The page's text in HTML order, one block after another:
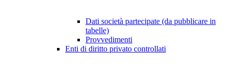
Dati società partecipate (da pubblicare in
tabelle)
Provvedimenti
Enti di diritto privato controllati